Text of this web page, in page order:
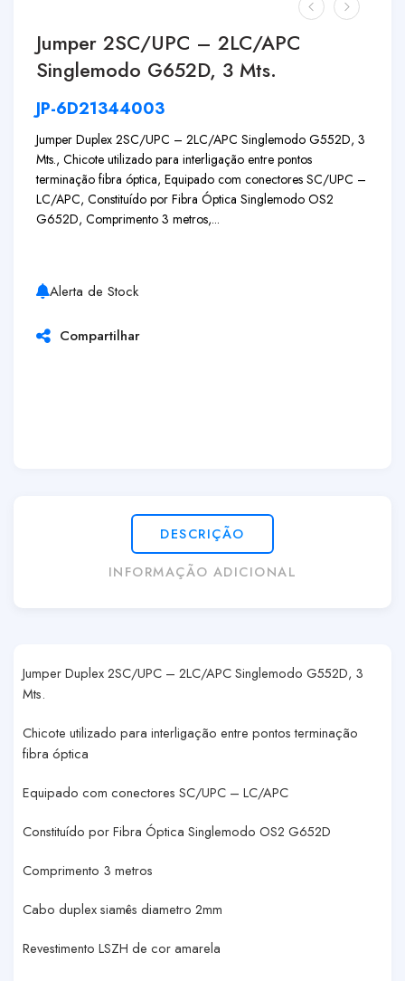
Jumper 2SC/UPC – 2LC/APC
Singlemodo G652D, 3 Mts.
JP-6D21344003
Jumper Duplex 2SC/UPC – 2LC/APC Singlemodo G552D, 3
Mts., Chicote utilizado para interligação entre pontos
terminação fibra óptica, Equipado com conectores SC/UPC –
LC/APC, Constituído por Fibra Óptica Singlemodo OS2
G652D, Comprimento 3 metros,...
Alerta de Stock
Compartilhar
DESCRIÇÃO
INFORMAÇÃO ADICIONAL
Jumper Duplex 2SC/UPC – 2LC/APC Singlemodo G552D, 3
Mts.
Chicote utilizado para interligação entre pontos terminação
fibra óptica
Equipado com conectores SC/UPC – LC/APC
Constituído por Fibra Óptica Singlemodo OS2 G652D
Comprimento 3 metros
Cabo duplex siamês diametro 2mm
Revestimento LSZH de cor amarela